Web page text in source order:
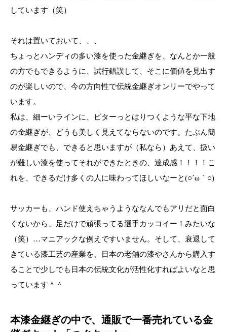
しています（笑）
それは置いておいて、、、
ちょっとハンディの多い漆を使った金継ぎを、なんとか一般
の方でもできるように、試行錯誤して、そこに価値を見出す
のが楽しいので、今の方向性で伝統金継ぎオンリーでやって
います。
私は、細ーいラインに、ピターっとはりつくような平な下地
の金継ぎが、どうも美しく見えてならないのです。たぶん簡
易金継ぎでも、できると思いますが（私なら）あえて、扱い
が難しい漆を使ってそれができたときの、達成感！！！！こ
れを、できるだけ多くの人に味わってほしいなーと(○´ω｀○)
サッカーも、ハンド使えちゃうようななんでもアリだと面白
くないから、足だけで頑張ってる選手カッコイー！みたいな
（笑）…マニアックな例えですいません。そして、衰退して
きている漆工芸の産業を、日本の老舗の漆やさんから購入す
ることで少しでも日本の伝統文化が活性化すればよいなと思
っています＾＾
本漆金継ぎの中で、通販で一番売れている金